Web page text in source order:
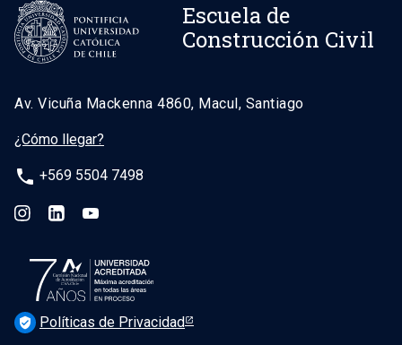
Escuela de
Construcción Civil
Av. Vicuña Mackenna 4860, Macul, Santiago
¿Cómo llegar?
phone +569 5504 7498
verified_user Políticas de Privacidad